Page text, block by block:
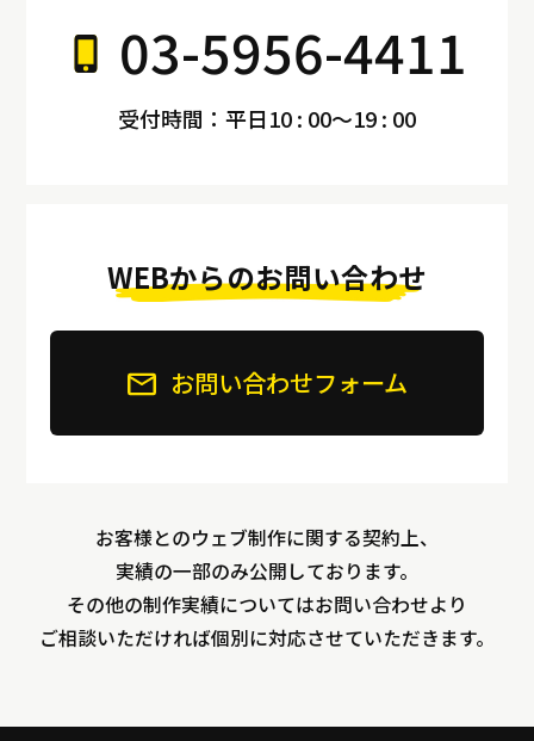
03-5956-4411
受付時間：平日10 : 00～19 : 00
WEBからのお問い合わせ
お問い合わせフォーム
お客様とのウェブ制作に関する契約上、
実績の一部のみ公開しております。
その他の制作実績についてはお問い合わせより
ご相談いただければ個別に対応させていただきます。